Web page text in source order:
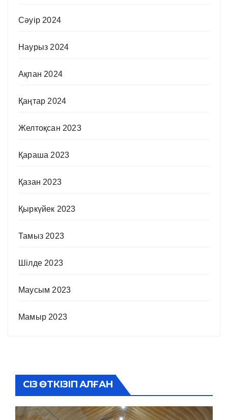
Сәуір 2024
Наурыз 2024
Ақпан 2024
Қаңтар 2024
Желтоқсан 2023
Қараша 2023
Қазан 2023
Қыркүйек 2023
Тамыз 2023
Шілде 2023
Маусым 2023
Мамыр 2023
СІЗ ӨТКІЗІП АЛҒАН